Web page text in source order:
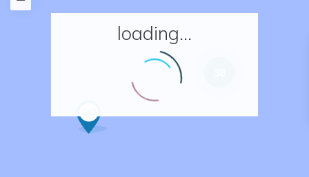
Accueil
Nos adresses en France
loading...